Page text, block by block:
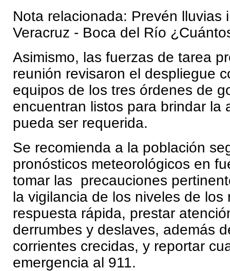
Nota relacionada: Prevén lluvias
Veracruz - Boca del Río
Asimismo, las fuerzas de tarea
reunión revisaron el despliegue
equipos de los tres órdenes de
encuentran listos para brindar la
pueda ser requerida.
Se recomienda a la población
pronósticos meteorológicos en
tomar las precauciones
la vigilancia de los niveles de los
respuesta rápida, prestar
derrumbes y deslaves, además
corrientes crecidas, y reportar
emergencia al 911.